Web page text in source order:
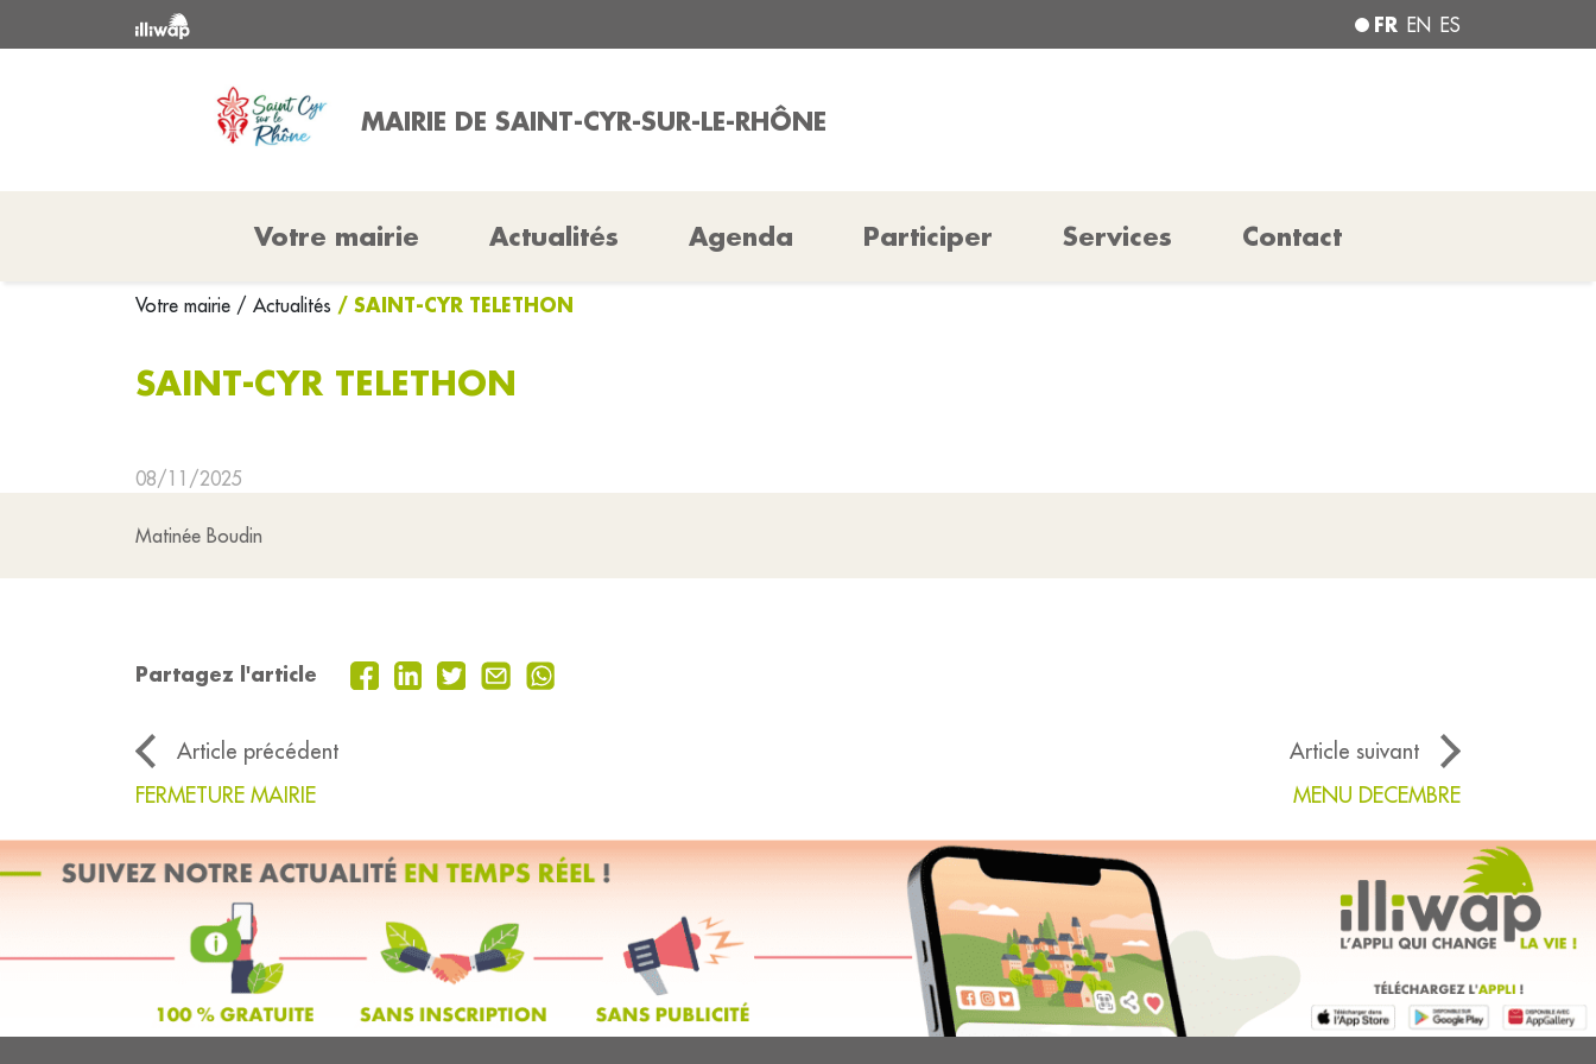
FR EN ES
MAIRIE DE SAINT-CYR-SUR-LE-RHÔNE
Votre mairie Actualités Agenda Participer Services Contact
Votre mairie / Actualités / SAINT-CYR TELETHON
SAINT-CYR TELETHON
08/11/2025
Matinée Boudin
Partagez l'article
Article précédent
Article suivant
FERMETURE MAIRIE
MENU DECEMBRE